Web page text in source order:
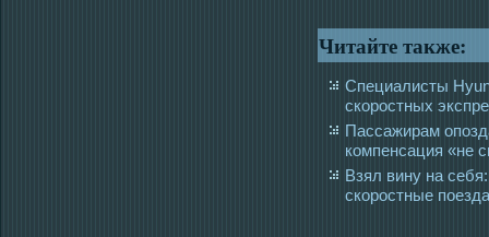
Читайте также:
Специалисты
скоростных
Пассажирам
компенсация «не
Взял вину на
скоростные